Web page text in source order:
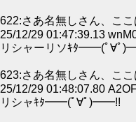
622:さあ名無しさん、こ
25/12/29 01:47:39.13
リシャーリソｷﾀ━━(ﾟ∀ﾟ
623:さあ名無しさん、こ
25/12/29 01:48:07.80
リシャｷﾀ━━(ﾟ∀ﾟ)━━!!